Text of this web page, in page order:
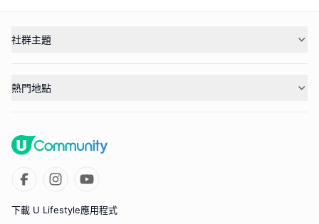
社群主題
熱門地點
下載 U Lifestyle應用程式